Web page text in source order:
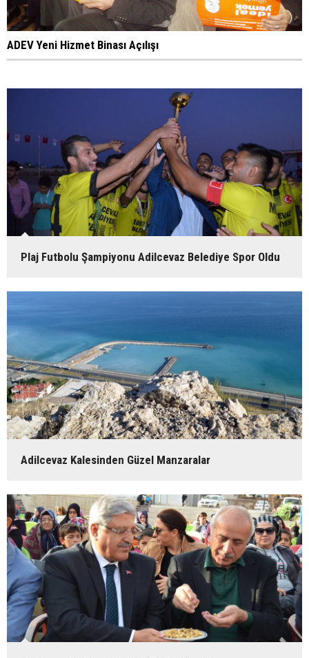
ADEV Yeni Hizmet Binası Açılışı
Plaj Futbolu Şampiyonu Adilcevaz Belediye Spor Oldu
Adilcevaz Kalesinden Güzel Manzaralar